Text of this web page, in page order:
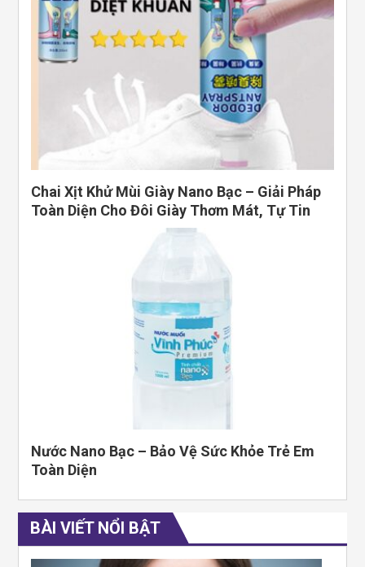
Chai Xịt Khử Mùi Giày Nano Bạc – Giải Pháp
Toàn Diện Cho Đôi Giày Thơm Mát, Tự Tin
Nước Nano Bạc – Bảo Vệ Sức Khỏe Trẻ Em
Toàn Diện
BÀI VIẾT NỔI BẬT